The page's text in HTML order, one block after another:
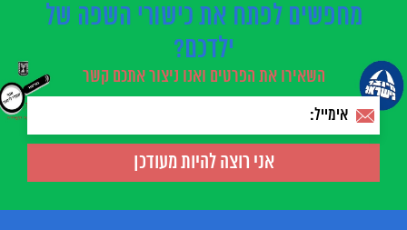
מחפשים לפתח את כישורי השפה של
ילדכם?
השאירו את הפרטים ואנו ניצור אתכם קשר